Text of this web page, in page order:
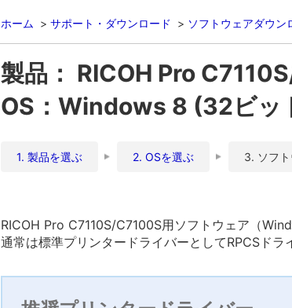
ホーム サポート・ダウンロード ソフトウェアダウン
製品： RICOH Pro
OS：Windows 8 (32ビッ
1. 製品を選ぶ 2. OSを選ぶ 3. ソフ
RICOH Pro C7110S/C7100S用ソフトウェア（
通常は標準プリンタードライバーとしてRPCSドラ